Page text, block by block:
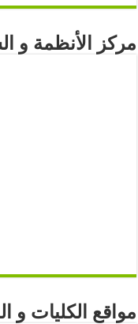
مركز الأنظمة و
مواقع الكليات و